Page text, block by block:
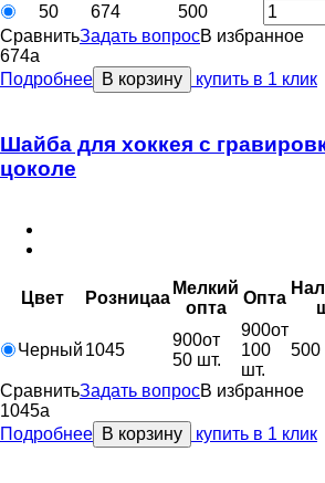
50
674
500
СравнитьЗадать вопросВ избранное
674a
Подробнее В корзину купить в 1 клик
Шайба для хоккея с
цоколе
Цвет Розницаa
Мелкий
оптa
Оптa
Черный 1045
900от
50 шт.
900от
100
шт.
500
СравнитьЗадать вопросВ избранное
1045a
Подробнее В корзину купить в 1 клик